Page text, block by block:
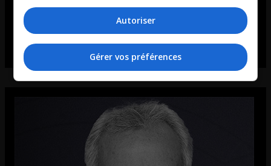
Autoriser
Gérer vos préférences